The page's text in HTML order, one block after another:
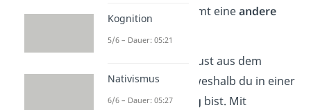
die Situation bekommt eineandere
Stell dir vor, du schaust aus dem
Fenster. Esregnet
, weshalb du in einer
traurigen Stimmung bist. Mit
Kognition
5/6 – Dauer: 05:21
Nativismus
6/6 – Dauer: 05:27